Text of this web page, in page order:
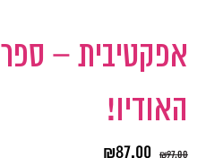
אפקטיבית – ספר
האודיו!
₪97.00
₪87.00